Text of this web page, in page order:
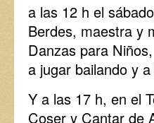
a las 12 h el
Berdes, maestra y
Danzas para
a jugar bailando y a
Y a las 17 h, en el
Coser y Cantar de